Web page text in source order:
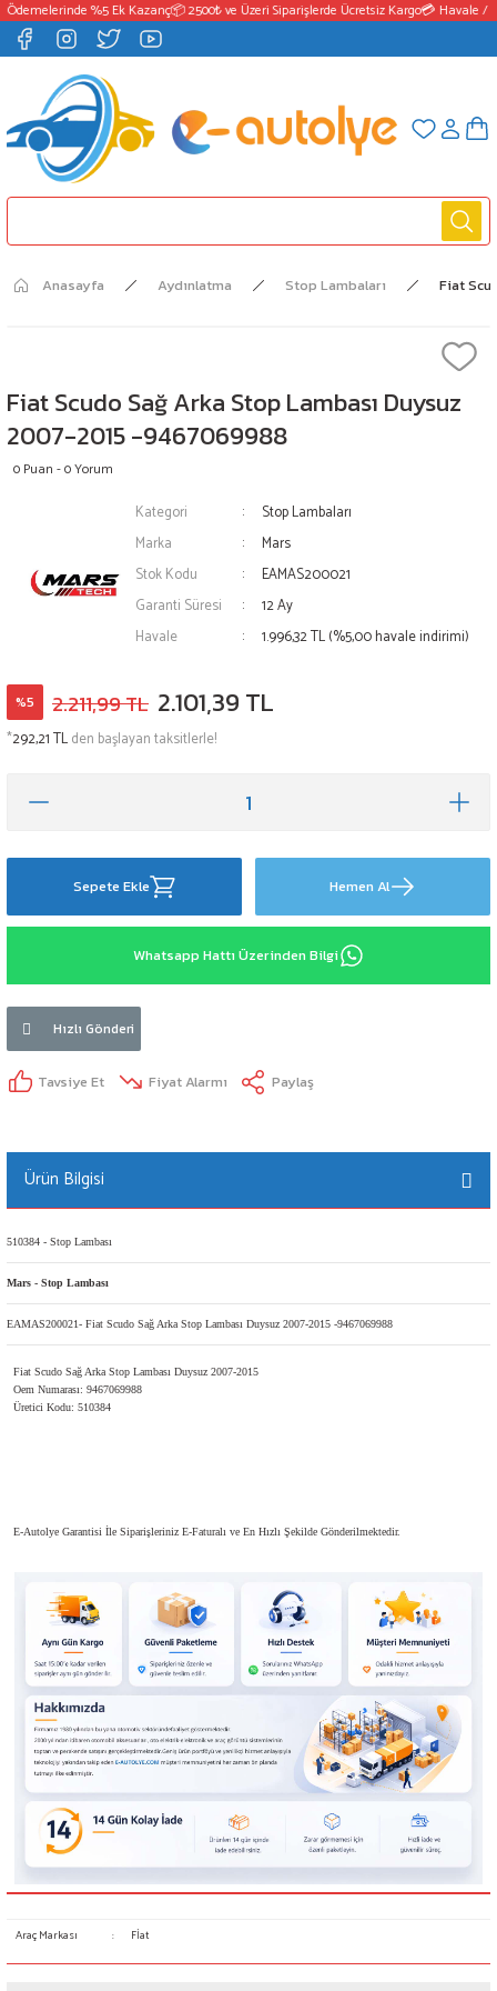
%5 Ek Kazanç📦 2500₺ ve Üzeri Siparişlerde Ücretsiz Kargo💳 Havale /
Anasayfa Aydınlatma Stop Lambaları Fiat
Fiat Scudo Sağ Arka Stop Lambası Duysuz
2007-2015 -9467069988
0 Puan - 0 Yorum
Kategori
Stop Lambaları
Marka
Mars
Stok Kodu
EAMAS200021
Garanti Süresi
12 Ay
Havale
1.996,32 TL (%5,00 havale indirimi)
%5 2.211,99 TL 2.101,39 TL
*292,21 TLden başlayan taksitlerle!
Sepete Ekle Hemen Al
Whatsapp Hattı Üzerinden Bilgi
Hızlı Gönderi
Tavsiye Et Fiyat Alarmı Paylaş
Ürün Bilgisi
510384 - Stop Lambası
Mars - Stop Lambası
EAMAS200021- Fiat Scudo Sağ Arka Stop Lambası Duysuz 2007-2015 -9467069988
Fiat Scudo Sağ Arka Stop Lambası Duysuz 2007-2015
Oem Numarası: 9467069988
Üretici Kodu: 510384
E-Autolye Garantisi İle Siparişleriniz E-Faturalı ve En Hızlı Şekilde Gönderilmektedir.
Araç Markası : Fİat